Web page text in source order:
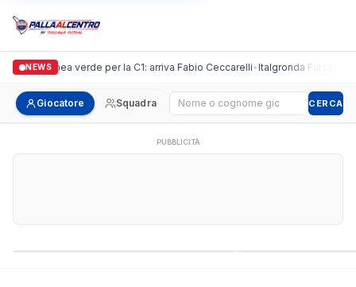
NEWS
linea verde per la C1: arriva Fabio Ceccarelli•Italgronda Futsal Prato,
Giocatore Squadra Cerca giocatore CERCA
PUBBLICITÀ